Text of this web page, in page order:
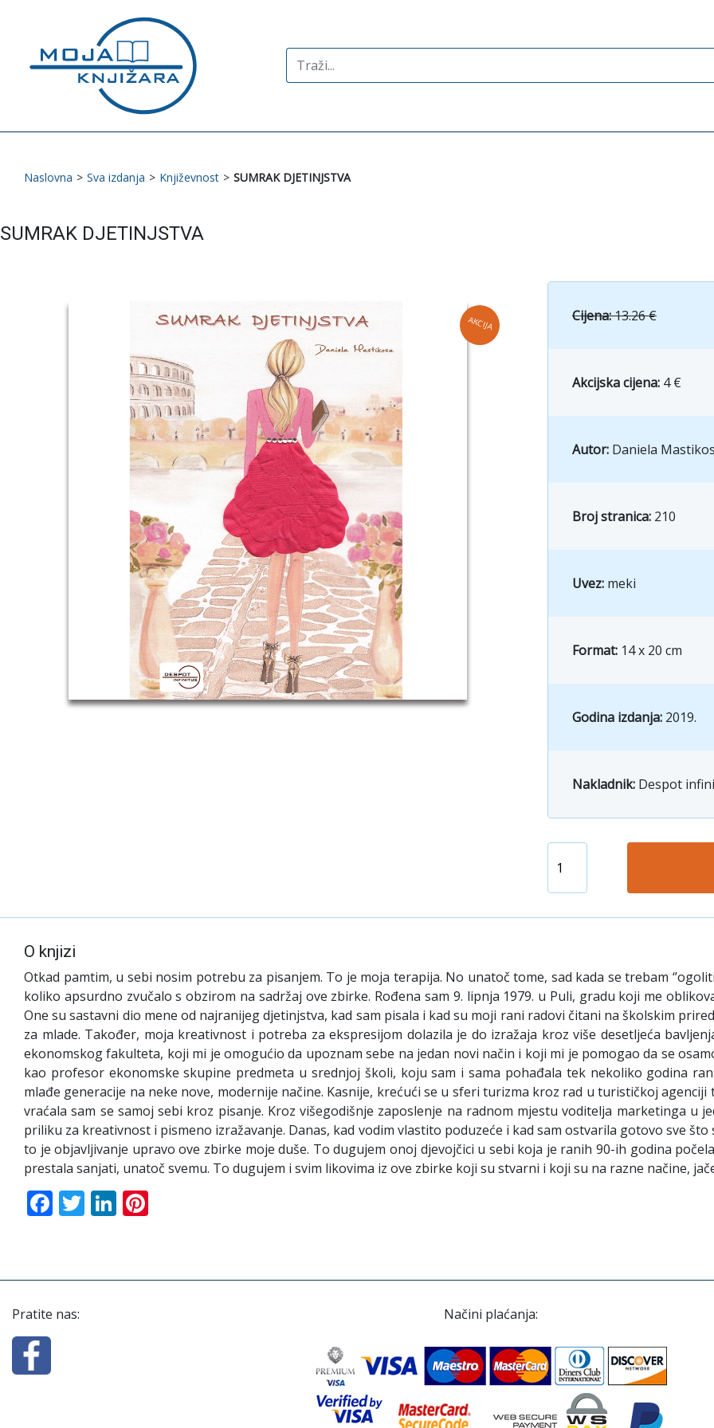
Search
for:
Naslovna > Sva izdanja > Književnost > SUMRAK DJETINJSTVA
SUMRAK DJETINJSTVA
AKCIJA Cijena:13.26 €
Akcijska cijena: 4 €
Autor: Daniela
Broj stranica: 210
Uvez: meki
Format: 14 x 20 cm
Godina izdanja: 2019.
Nakladnik: Despot
O knjizi
Otkad pamtim, u sebi nosim potrebu za pisanjem. To je moja terapija. No unatoč tome, sad kada se trebam
koliko apsurdno zvučalo s obzirom na sadržaj ove zbirke. Rođena sam 9. lipnja 1979. u Puli, gradu koji me
One su sastavni dio mene od najranijeg djetinjstva, kad sam pisala i kad su moji rani radovi čitani na školskim
za mlade. Također, moja kreativnost i potreba za ekspresijom dolazila je do izražaja kroz više desetljeća
ekonomskog fakulteta, koji mi je omogućio da upoznam sebe na jedan novi način i koji mi je pomogao da se
kao profesor ekonomske skupine predmeta u srednjoj školi, koju sam i sama pohađala tek nekoliko godina
mlađe generacije na neke nove, modernije načine. Kasnije, krećući se u sferi turizma kroz rad u turističkoj
vraćala sam se samoj sebi kroz pisanje. Kroz višegodišnje zaposlenje na radnom mjestu voditelja marketinga u
priliku za kreativnost i pismeno izražavanje. Danas, kad vodim vlastito poduzeće i kad sam ostvarila gotovo sve što
to je objavljivanje upravo ove zbirke moje duše. To dugujem onoj djevojčici u sebi koja je ranih 90-ih godina
prestala sanjati, unatoč svemu. To dugujem i svim likovima iz ove zbirke koji su stvarni i koji su na razne načine,
Facebook
TwitterLinkedIn
Pratite nas: Načini plaćanja: